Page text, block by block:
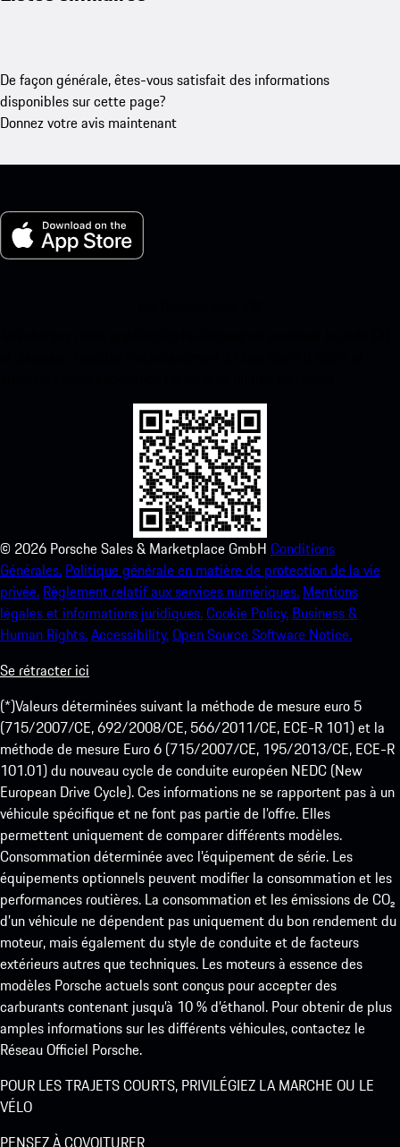
De façon générale, êtes-vous satisfait des informations
disponibles sur cette page?
Donnez votre avis maintenant
© 2026 Porsche Sales & Marketplace GmbH Conditions
Générales. Politique générale en matière de protection de la vie
privée. Règlement relatif aux services numériques. Mentions
légales et informations juridiques.Cookie Policy. Business &
Human Rights.Accessibility.Open Source Software Notice.
Se rétracter ici
(*)Valeurs déterminées suivant la méthode de mesure euro 5
(715/2007/CE, 692/2008/CE, 566/2011/CE, ECE-R 101) et la
méthode de mesure Euro 6 (715/2007/CE, 195/2013/CE, ECE-R
101.01) du nouveau cycle de conduite européen NEDC (New
European Drive Cycle). Ces informations ne se rapportent pas à un
véhicule spécifique et ne font pas partie de l’offre. Elles
permettent uniquement de comparer différents modèles.
Consommation déterminée avec l’équipement de série. Les
équipements optionnels peuvent modifier la consommation et les
performances routières. La consommation et les émissions de CO₂
d’un véhicule ne dépendent pas uniquement du bon rendement du
moteur, mais également du style de conduite et de facteurs
extérieurs autres que techniques. Les moteurs à essence des
modèles Porsche actuels sont conçus pour accepter des
carburants contenant jusqu’à 10 % d’éthanol. Pour obtenir de plus
amples informations sur les différents véhicules, contactez le
Réseau Officiel Porsche.
POUR LES TRAJETS COURTS, PRIVILÉGIEZ LA MARCHE OU LE
VÉLO
PENSEZ À COVOITURER